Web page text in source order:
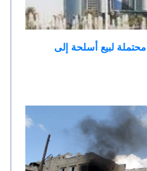
لبيع أسلحة إلى